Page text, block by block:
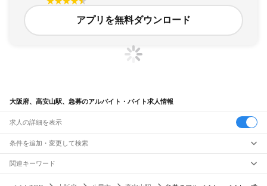
アプリを無料ダウンロード
大阪府、高安山駅、急募のアルバイト・バイト求人情報
求人の詳細を表示
条件を追加・変更して検索
市区町村を追加・変更
駅を追加・変更
関連キーワード